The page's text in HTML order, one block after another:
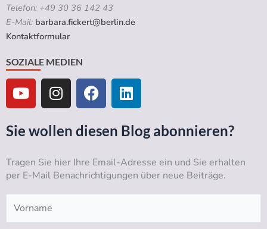
Telefon: +49 30 36 142 43
E-Mail: barbara.fickert@berlin.de
Kontaktformular
SOZIALE MEDIEN
Y
o
u
t
u
e
I
n
s
t
a
r
a
m
F
a
c
e
b
o
o
k
L
i
n
k
e
d
i
n
Sie wollen diesen Blog abonnieren?
Tragen Sie hier Ihre Email-Adresse ein und Sie erhalten
per E-Mail Benachrichtigungen über neue Beiträge.